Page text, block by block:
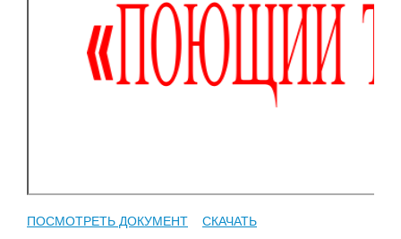
ПОСМОТРЕТЬ ДОКУМЕНТ СКАЧАТЬ